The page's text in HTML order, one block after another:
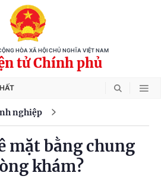
HÒA XÃ HỘI CHỦ NGHĨA VIỆT NAM
tử Chính phủ
nghiệp
mặt bằng chung
khám?